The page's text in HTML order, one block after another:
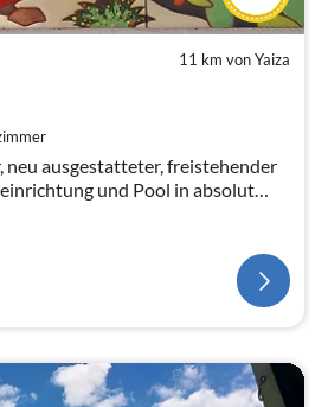
11 km von Yaiza
neu ausgestatteter, freistehender
und Pool in absolut
- in der Nähe des